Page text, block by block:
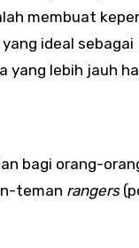
membuat
ideal sebagai
yang lebih jauh
bagi orang-
teman rangers